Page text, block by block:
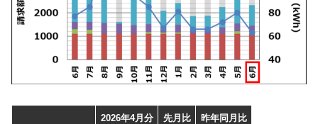
2026年4月分 先月比 昨年同月比